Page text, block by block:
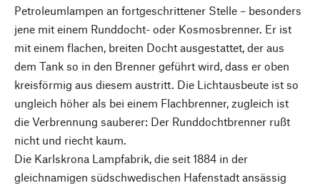
Petroleumlampen an fortgeschrittener Stelle – besonders
jene mit einem Runddocht- oder Kosmosbrenner. Er ist
mit einem flachen, breiten Docht ausgestattet, der aus
dem Tank so in den Brenner geführt wird, dass er oben
kreisförmig aus diesem austritt. Die Lichtausbeute ist so
ungleich höher als bei einem Flachbrenner, zugleich ist
die Verbrennung sauberer: Der Runddochtbrenner rußt
nicht und riecht kaum.
Die Karlskrona Lampfabrik, die seit 1884 in der
gleichnamigen südschwedischen Hafenstadt ansässig